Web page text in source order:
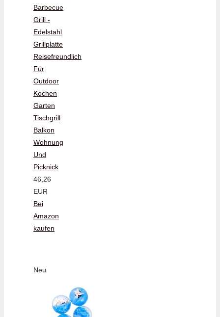
Barbecue
Grill -
Edelstahl
Grillplatte
Reisefreundlich
Für
Outdoor
Kochen
Garten
Tischgrill
Balkon
Wohnung
Und
Picknick
46,26
EUR
Bei
Amazon
kaufen
Neu